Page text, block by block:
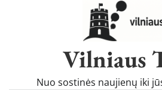
Vilniaus
Nuo sostinės naujienų iki